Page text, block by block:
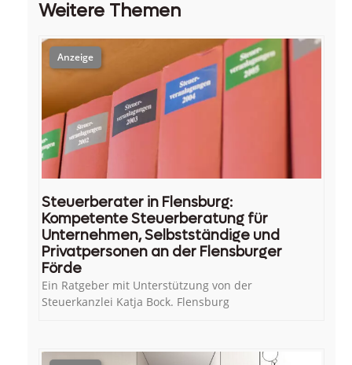
Weitere Themen
Steuerberater in Flensburg:
Kompetente Steuerberatung für
Unternehmen, Selbstständige und
Privatpersonen an der Flensburger
Förde
Ein Ratgeber mit Unterstützung von der
Steuerkanzlei Katja Bock. Flensburg